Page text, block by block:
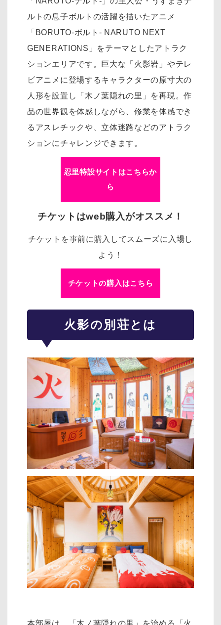
ルトの息子ボルトの活躍を描いたアニメ
「BORUTO-ボルト- NARUTO NEXT
GENERATIONS」をテーマとしたアトラク
ションエリアです。巨大な「火影岩」やテレ
ビアニメに登場するキャラクターの原寸大の
人形を設置し「木ノ葉隠れの里」を再現。作
品の世界観を体感しながら、修業を体感でき
るアスレチックや、立体迷路などのアトラク
ションにチャレンジできます。
忍里特設サイトはこちらか
ら
チケットはweb購入がオススメ！
チケットを事前に購入してスムーズに入場し
よう！
チケットの購入はこちら
火影の別荘とは
本部屋は、「木ノ葉隠れの里」を治める「火